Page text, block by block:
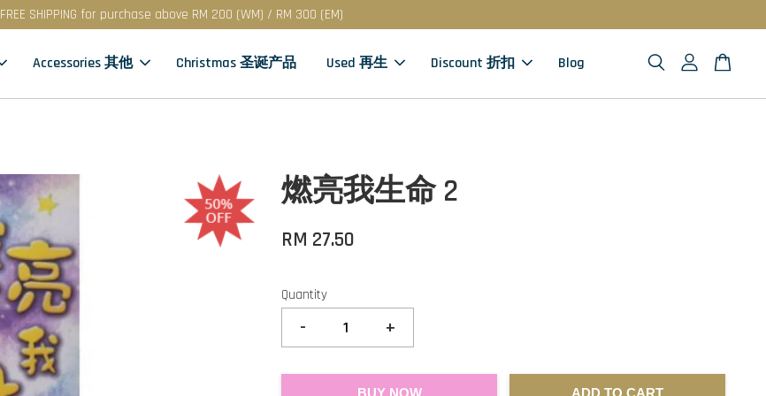
FREE SHIPPING for purchase above RM 200 (WM) / RM 300 (EM)
Accessories 其他 Christmas 圣诞产品 Used 再生 Discount 折扣 Blog
燃亮我生命 2
RM 27.50
Quantity
- +
BUY NOW ADD TO CART